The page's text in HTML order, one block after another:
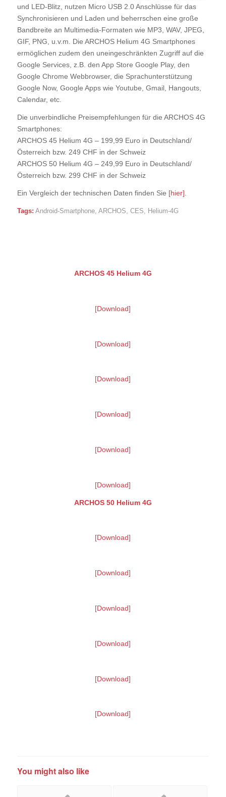
und LED-Blitz, nutzen Micro USB 2.0 Anschlüsse für das
Synchronisieren und Laden und beherrschen eine große
Bandbreite an Multimedia-Formaten wie MP3, WAV, JPEG,
GIF, PNG, u.v.m. Die ARCHOS Helium 4G Smartphones
ermöglichen zudem den uneingeschränkten Zugriff auf die
Google Services, z.B. den App Store Google Play, den
Google Chrome Webbrowser, die Sprachunterstützung
Google Now, Google Apps wie Youtube, Gmail, Hangouts,
Calendar, etc.
Die unverbindliche Preisempfehlungen für die ARCHOS 4G
Smartphones:
ARCHOS 45 Helium 4G – 199,99 Euro in Deutschland/
Österreich bzw. 249 CHF in der Schweiz
ARCHOS 50 Helium 4G – 249,99 Euro in Deutschland/
Österreich bzw. 299 CHF in der Schweiz
Ein Vergleich der technischen Daten finden Sie [hier].
Tags: Android-Smartphone, ARCHOS, CES, Helium-4G
ARCHOS 45 Helium 4G
[Download]
[Download]
[Download]
[Download]
[Download]
[Download]
ARCHOS 50 Helium 4G
[Download]
[Download]
[Download]
[Download]
[Download]
[Download]
You might also like